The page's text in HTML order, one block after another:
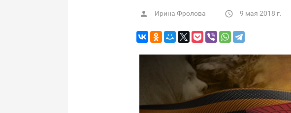
 Ирина Фролова  9 мая 2018 г.